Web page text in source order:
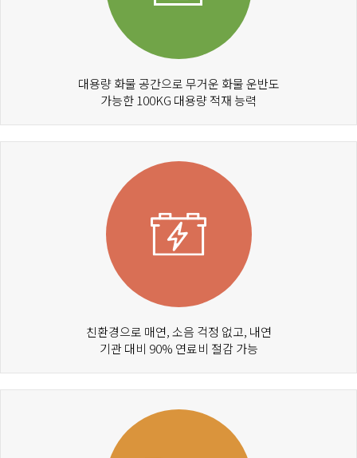
대용량 화물 공간으로 무거운 화물 운반도
가능한 100KG 대용량 적재 능력
친환경으로 매연, 소음 걱정 없고, 내연
기관 대비 90% 연료비 절감 가능